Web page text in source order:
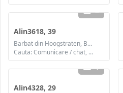
2
Alin3618, 39
Barbat din Hoogstraten, Belgia
Cauta: Comunicare / chat, Prietenie, Casatorie
1
Alin4328, 29